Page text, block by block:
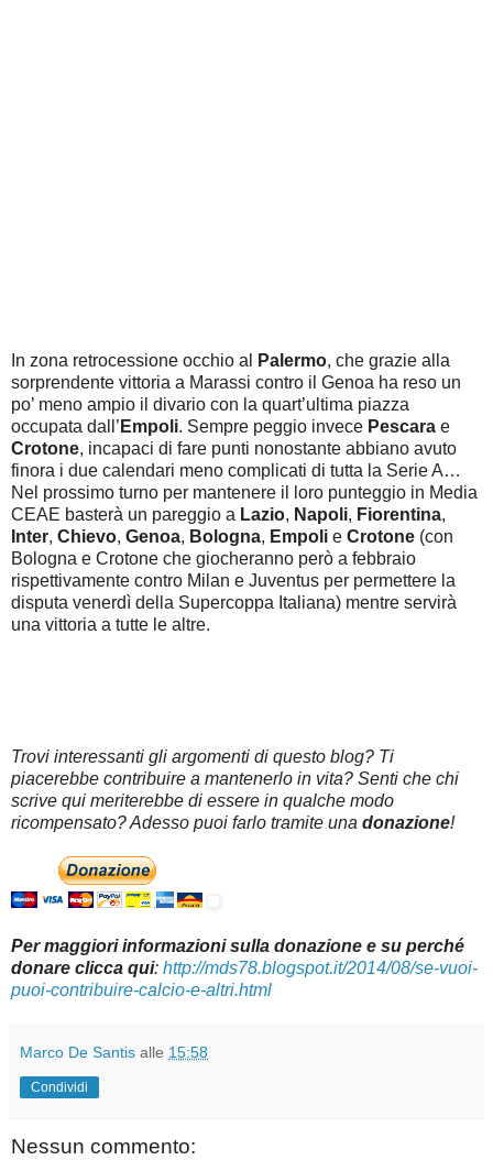
In zona retrocessione occhio al Palermo, che grazie alla
sorprendente vittoria a Marassi contro il Genoa ha reso un
po’ meno ampio il divario con la quart’ultima piazza
occupata dall’ Empoli. Sempre peggio invece Pescara e
Crotone, incapaci di fare punti nonostante abbiano avuto
finora i due calendari meno complicati di tutta la Serie A…
Nel prossimo turno per mantenere il loro punteggio in Media
CEAE basterà un pareggio a Lazio, Napoli, Fiorentina,
Inter, Chievo, Genoa, Bologna, Empoli e Crotone (con
Bologna e Crotone che giocheranno però a febbraio
rispettivamente contro Milan e Juventus per permettere la
disputa venerdì della Supercoppa Italiana) mentre servirà
una vittoria a tutte le altre.
Trovi interessanti gli argomenti di questo blog? Ti
piacerebbe contribuire a mantenerlo in vita? Senti che chi
scrive qui meriterebbe di essere in qualche modo
ricompensato? Adesso puoi farlo tramite una donazione!
Per maggiori informazioni sulla donazione e su perché
donare clicca qui: http://mds78.blogspot.it/2014/08/se-vuoi-
puoi-contribuire-calcio-e-altri.html
Marco De Santis alle 15:58
Condividi
Nessun commento: